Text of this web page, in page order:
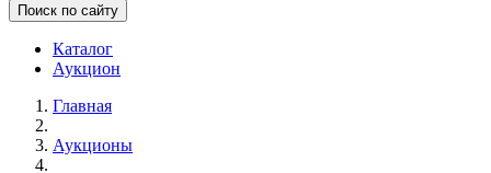
Поиск по сайту
Каталог
Аукцион
Главная
Аукционы